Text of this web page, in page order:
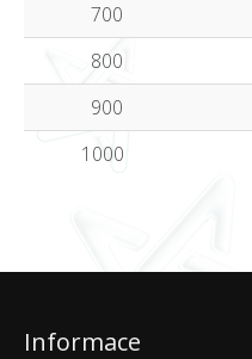
700
800
900
1000
Informace